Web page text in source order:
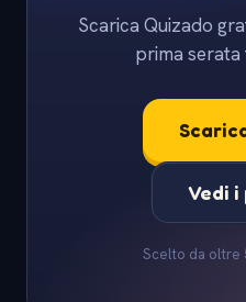
Scarica Quizado
prima serata
Vedi
Scelto da oltre